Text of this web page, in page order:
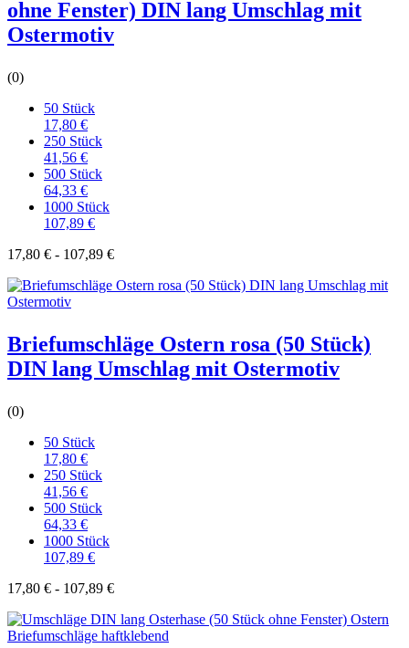
ohne Fenster) DIN lang Umschlag mit
Ostermotiv
(0)
50 Stück
17,80 €
250 Stück
41,56 €
500 Stück
64,33 €
1000 Stück
107,89 €
17,80 € - 107,89 €
Briefumschläge Ostern rosa (50 Stück)
DIN lang Umschlag mit Ostermotiv
(0)
50 Stück
17,80 €
250 Stück
41,56 €
500 Stück
64,33 €
1000 Stück
107,89 €
17,80 € - 107,89 €